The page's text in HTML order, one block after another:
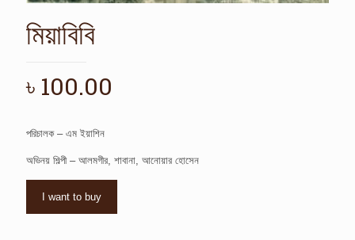
মিয়াবিবি
৳ 100.00
পরিচালক – এম ইয়াশিন
অভিনয় শিল্পী – আলমগীর, শাবানা, আনোয়ার হোসেন
I want to buy